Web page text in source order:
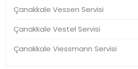
Çanakkale Vessen Servisi
Çanakkale Vestel Servisi
Çanakkale Viessmann Servisi